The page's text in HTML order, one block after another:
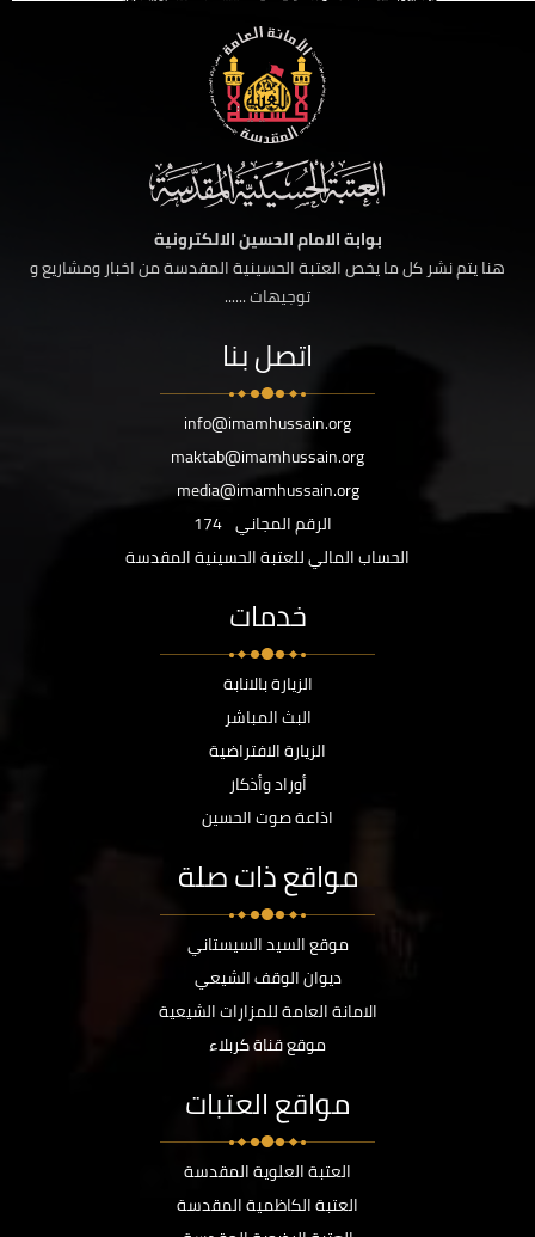
بوابة الامام الحسين الالكترونية
هنا يتم نشر كل ما يخص العتبة الحسينية المقدسة من اخبار ومشاريع و
توجيهات ......
اتصل بنا
info@imamhussain.org
maktab@imamhussain.org
media@imamhussain.org
الرقم المجاني 174
الحساب المالي للعتبة الحسينية المقدسة
خدمات
الزيارة بالانابة
البث المباشر
الزيارة الافتراضية
أوراد وأذكار
اذاعة صوت الحسين
مواقع ذات صلة
موقع السيد السيستاني
ديوان الوقف الشيعي
الامانة العامة للمزارات الشيعية
موقع قناة كربلاء
مواقع العتبات
العتبة العلوية المقدسة
العتبة الكاظمية المقدسة